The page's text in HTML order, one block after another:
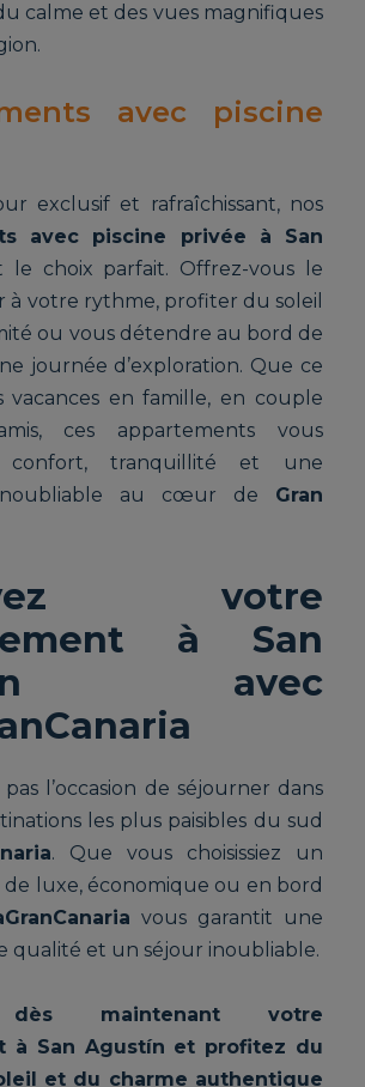
calme et des vues magnifiques
avec piscine
exclusif et rafraîchissant, nos
avec piscine privée à San
le choix parfait. Offrez-vous le
à votre rythme, profiter du soleil
ou vous détendre au bord de
journée d’exploration. Que ce
vacances en famille, en couple
ces appartements vous
confort, tranquillité et une
inoubliable au cœur de Gran
votre
à San
avec
l’occasion de séjourner dans
les plus paisibles du sud
. Que vous choisissiez un
luxe, économique ou en bord
vous garantit une
qualité et un séjour inoubliable.
dès maintenant votre
à San Agustín et profitez du
et du charme authentique